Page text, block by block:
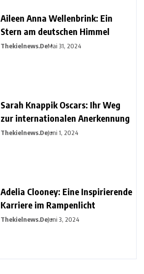
Aileen Anna Wellenbrink: Ein
Stern am deutschen Himmel
Thekielnews.deMai 31, 2024
Sarah Knappik Oscars: Ihr Weg
zur internationalen Anerkennung
Thekielnews.deJuni 1, 2024
Adelia Clooney: Eine Inspirierende
Karriere im Rampenlicht
Thekielnews.deJuni 3, 2024